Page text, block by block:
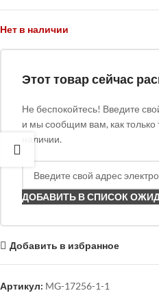
Нет в наличии
Этот товар сейчас
Не беспокойтесь! Введите
и мы сообщим вам, как только
наличии.
ДОБАВИТЬ В СПИСОК
Добавить в избранное
Артикул: MG-17256-1-1